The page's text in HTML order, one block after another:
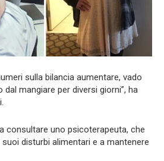
sulla bilancia aumentare, vado
mangiare per diversi giorni”, ha
a consultare uno psicoterapeuta, che
suoi disturbi alimentari e a mantenere